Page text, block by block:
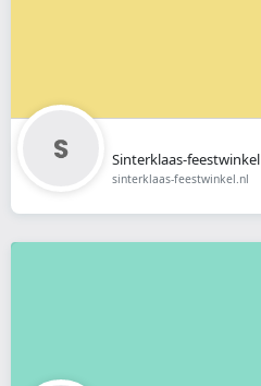
Sinterklaas-feestwinkel
sinterklaas-feestwinkel.nl